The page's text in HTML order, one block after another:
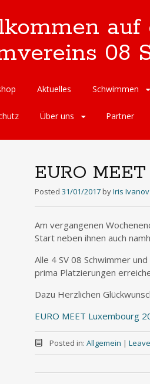
08
Aktuelles Schwimmen
Über uns Partner
EURO
Posted 31/01/2017 byIris Ivanov
Am vergangenen
Start neben ihnen auch
Alle 4 SV 08 Schwimmer
prima Platzierungen
Dazu Herzlichen
EURO MEET Luxembourg
Posted in: Allgemein |